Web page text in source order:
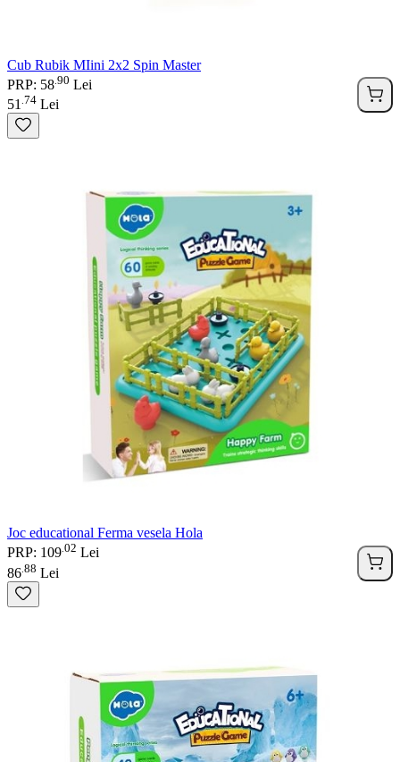
Cub Rubik MIini 2x2 Spin Master
PRP: 58 90 Lei
51 74 Lei
Joc educational Ferma vesela Hola
PRP: 109 02 Lei
86 88 Lei